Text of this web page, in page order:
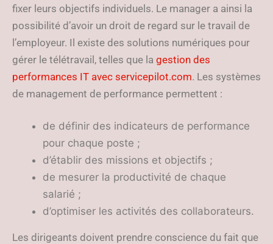
fixer leurs objectifs individuels. Le manager a ainsi la
possibilité d’avoir un droit de regard sur le travail de
l’employeur. Il existe des solutions numériques pour
gérer le télétravail, telles que la gestion des
performances IT avec servicepilot.com. Les systèmes
de management de performance permettent :
de définir des indicateurs de performance
pour chaque poste ;
d’établir des missions et objectifs ;
de mesurer la productivité de chaque
salarié ;
d’optimiser les activités des collaborateurs.
Les dirigeants doivent prendre conscience du fait que